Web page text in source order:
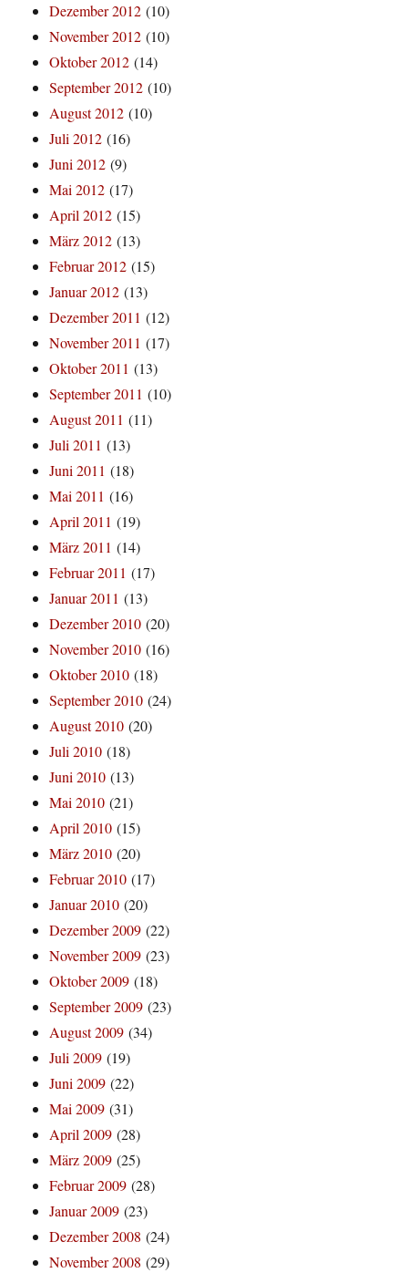
Dezember 2012 (10)
November 2012 (10)
Oktober 2012 (14)
September 2012 (10)
August 2012 (10)
Juli 2012 (16)
Juni 2012 (9)
Mai 2012 (17)
April 2012 (15)
März 2012 (13)
Februar 2012 (15)
Januar 2012 (13)
Dezember 2011 (12)
November 2011 (17)
Oktober 2011 (13)
September 2011 (10)
August 2011 (11)
Juli 2011 (13)
Juni 2011 (18)
Mai 2011 (16)
April 2011 (19)
März 2011 (14)
Februar 2011 (17)
Januar 2011 (13)
Dezember 2010 (20)
November 2010 (16)
Oktober 2010 (18)
September 2010 (24)
August 2010 (20)
Juli 2010 (18)
Juni 2010 (13)
Mai 2010 (21)
April 2010 (15)
März 2010 (20)
Februar 2010 (17)
Januar 2010 (20)
Dezember 2009 (22)
November 2009 (23)
Oktober 2009 (18)
September 2009 (23)
August 2009 (34)
Juli 2009 (19)
Juni 2009 (22)
Mai 2009 (31)
April 2009 (28)
März 2009 (25)
Februar 2009 (28)
Januar 2009 (23)
Dezember 2008 (24)
November 2008 (29)